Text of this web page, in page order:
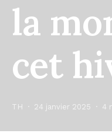
la
cet
TH 24 janvier 2025 4